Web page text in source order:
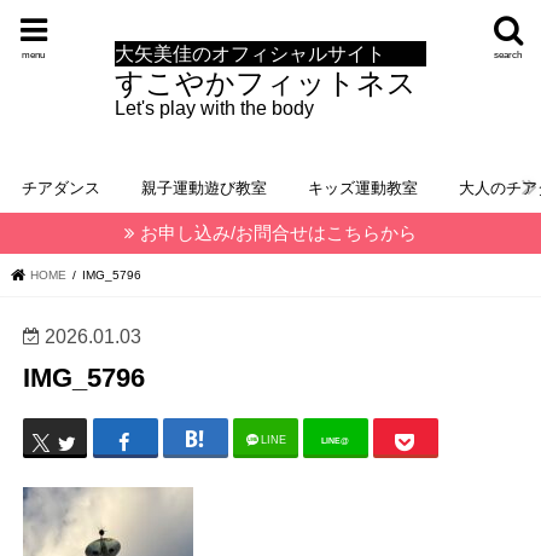
大矢美佳のオフィシャルサイト
すこやかフィットネス
Let's play with the body
search
menu
チアダンス 親子運動遊び教室 キッズ運動教室 大人のチ
お申し込み/お問合せはこちらから
HOME IMG_5796
2026.01.03
IMG_5796
LINE LINE@